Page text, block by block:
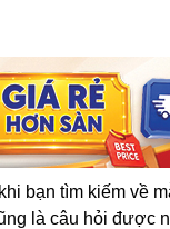
bạn tìm kiếm về
là câu hỏi được